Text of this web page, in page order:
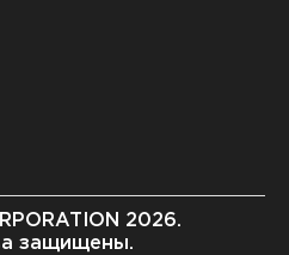
2026.
защищены.